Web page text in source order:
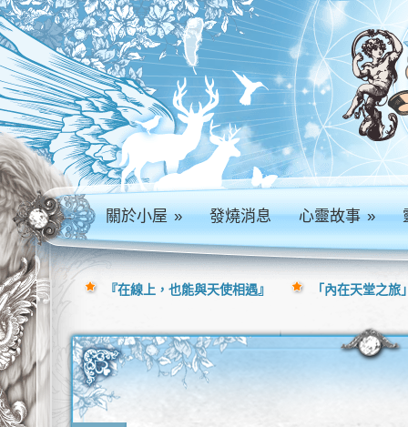
關於小屋» 發燒消息 心靈故事»
『在線上，也能與天使相遇』 「內在天堂之